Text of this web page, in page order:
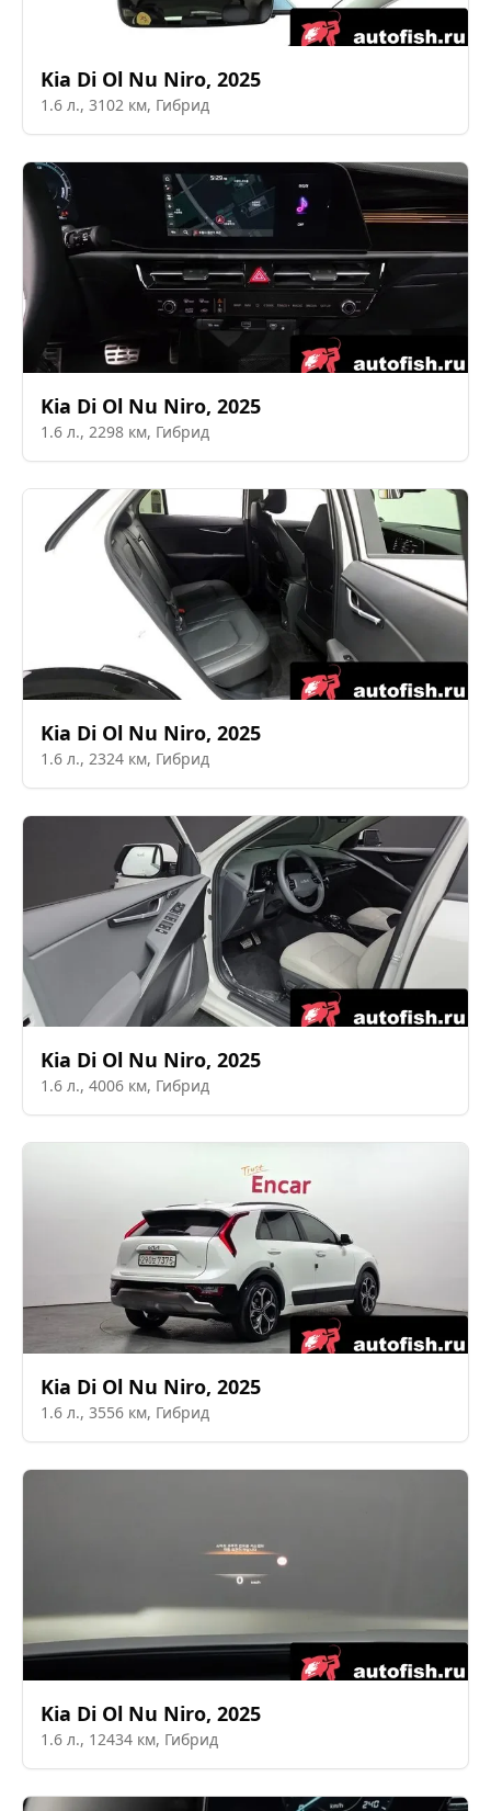
Kia Di Ol Nu Niro, 2025
1.6 л., 3102 км, Гибрид
Kia Di Ol Nu Niro, 2025
1.6 л., 2298 км, Гибрид
Kia Di Ol Nu Niro, 2025
1.6 л., 2324 км, Гибрид
Kia Di Ol Nu Niro, 2025
1.6 л., 4006 км, Гибрид
Kia Di Ol Nu Niro, 2025
1.6 л., 3556 км, Гибрид
Kia Di Ol Nu Niro, 2025
1.6 л., 12434 км, Гибрид